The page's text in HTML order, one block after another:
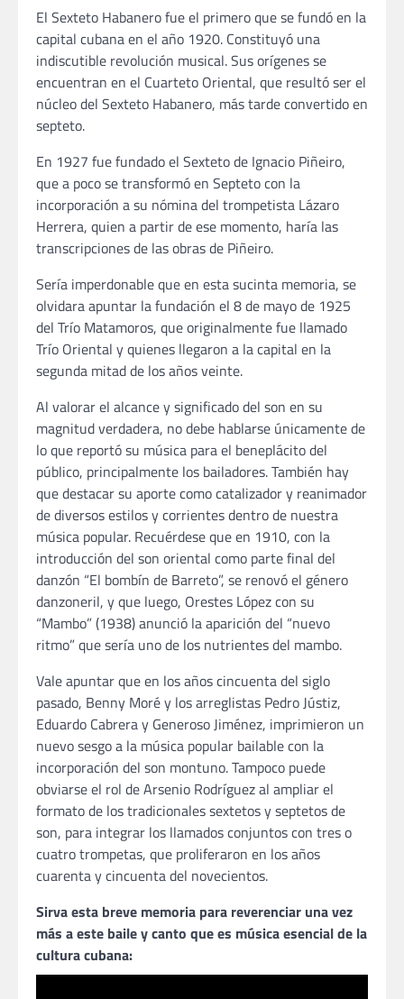
El Sexteto Habanero fue el primero que se fundó en la
capital cubana en el año 1920. Constituyó una
indiscutible revolución musical. Sus orígenes se
encuentran en el Cuarteto Oriental, que resultó ser el
núcleo del Sexteto Habanero, más tarde convertido en
septeto.
En 1927 fue fundado el Sexteto de Ignacio Piñeiro,
que a poco se transformó en Septeto con la
incorporación a su nómina del trompetista Lázaro
Herrera, quien a partir de ese momento, haría las
transcripciones de las obras de Piñeiro.
Sería imperdonable que en esta sucinta memoria, se
olvidara apuntar la fundación el 8 de mayo de 1925
del Trío Matamoros, que originalmente fue llamado
Trío Oriental y quienes llegaron a la capital en la
segunda mitad de los años veinte.
Al valorar el alcance y significado del son en su
magnitud verdadera, no debe hablarse únicamente de
lo que reportó su música para el beneplácito del
público, principalmente los bailadores. También hay
que destacar su aporte como catalizador y reanimador
de diversos estilos y corrientes dentro de nuestra
música popular. Recuérdese que en 1910, con la
introducción del son oriental como parte final del
danzón “El bombín de Barreto”, se renovó el género
danzoneril, y que luego, Orestes López con su
“Mambo” (1938) anunció la aparición del “nuevo
ritmo” que sería uno de los nutrientes del mambo.
Vale apuntar que en los años cincuenta del siglo
pasado, Benny Moré y los arreglistas Pedro Jústiz,
Eduardo Cabrera y Generoso Jiménez, imprimieron un
nuevo sesgo a la música popular bailable con la
incorporación del son montuno. Tampoco puede
obviarse el rol de Arsenio Rodríguez al ampliar el
formato de los tradicionales sextetos y septetos de
son, para integrar los llamados conjuntos con tres o
cuatro trompetas, que proliferaron en los años
cuarenta y cincuenta del novecientos.
Sirva esta breve memoria para reverenciar una vez
más a este baile y canto que es música esencial de la
cultura cubana: